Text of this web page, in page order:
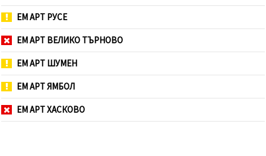
ЕМ АРТ РУСЕ
ЕМ АРТ ВЕЛИКО ТЪРНОВО
ЕМ АРТ ШУМЕН
ЕМ АРТ ЯМБОЛ
ЕМ АРТ ХАСКОВО